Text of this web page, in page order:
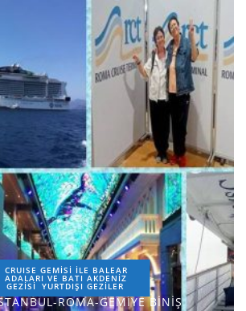
CRUISE GEMİSİ İLE BALEAR
ADALARI VE BATI AKDENİZ
GEZİSİ YURTDIŞI GEZILER
ROMA-GEMİYE BİNİŞ